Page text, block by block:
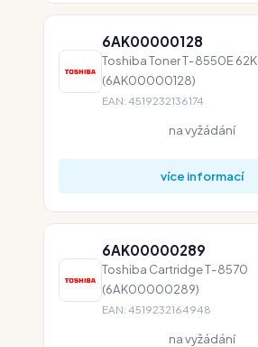
6AK00000128
Toshiba Toner T-8550E 62K
(6AK00000128)
EAN: 4519232136174
na vyžádání
více informací
6AK00000289
Toshiba Cartridge T-8570
(6AK00000289)
EAN: 4519232164948
na vyžádání